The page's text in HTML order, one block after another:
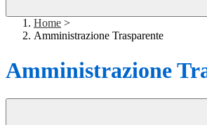
Home >
Amministrazione Trasparente
Amministrazione